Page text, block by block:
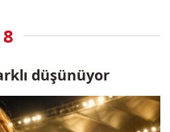
8
düşünüyor